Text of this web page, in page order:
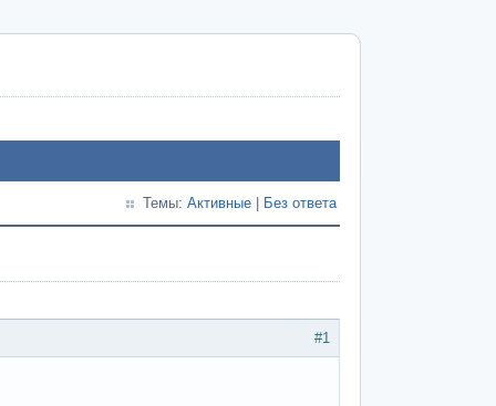
Темы: Активные Без ответа
#1